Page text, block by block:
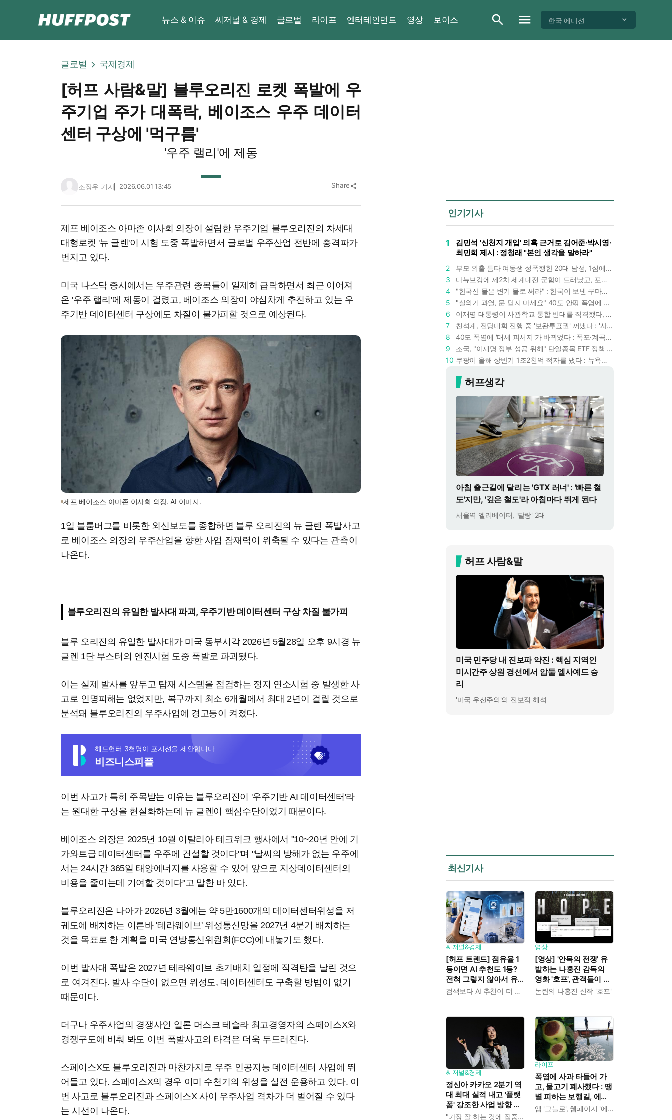
뉴스 & 이슈 씨저널 & 경제 글로벌 라이프 엔터테인먼트 영상 보이스 한국 에디션
글로벌 국제경제
[허프 사람&말] 블루오리진 로켓 폭발에 우
주기업 주가 대폭락, 베이조스 우주 데이터
센터 구상에 '먹구름'
'우주 랠리'에 제동
조장우 기자 2026.06.01 13:45 Share share
제프 베이조스 아마존 이사회 의장이 설립한 우주기업 블루오리진의 차세대
대형로켓 '뉴 글렌'이 시험 도중 폭발하면서 글로벌 우주산업 전반에 충격파가
번지고 있다.
미국 나스닥 증시에서는 우주관련 종목들이 일제히 급락하면서 최근 이어져
온 '우주 랠리'에 제동이 걸렸고, 베이조스 의장이 야심차게 추진하고 있는 우
주기반 데이터센터 구상에도 차질이 불가피할 것으로 예상된다.
제프 베이조스 아마존 이사회 의장. AI 이미지.
1일 블룸버그를 비롯한 외신보도를 종합하면 블루 오리진의 뉴 글렌 폭발사고
로 베이조스 의장의 우주산업을 향한 사업 잠재력이 위축될 수 있다는 관측이
나온다.
블루오리진의 유일한 발사대 파괴, 우주기반 데이터센터 구상 차질 불가피
블루 오리진의 유일한 발사대가 미국 동부시각 2026년 5월28일 오후 9시경 뉴
글렌 1단 부스터의 엔진시험 도중 폭발로 파괴됐다.
이는 실제 발사를 앞두고 탑재 시스템을 점검하는 정지 연소시험 중 발생한 사
고로 인명피해는 없었지만, 복구까지 최소 6개월에서 최대 2년이 걸릴 것으로
분석돼 블루오리진의 우주사업에 경고등이 켜졌다.
헤드헌터 3천명이 포지션을 제안합니다
비즈니스피플
이번 사고가 특히 주목받는 이유는 블루오리진이 '우주기반 AI 데이터센터'라
는 원대한 구상을 현실화하는데 뉴 글렌이 핵심수단이었기 때문이다.
베이조스 의장은 2025년 10월 이탈리아 테크위크 행사에서 "10~20년 안에 기
가와트급 데이터센터를 우주에 건설할 것이다"며 "날씨의 방해가 없는 우주에
서는 24시간 365일 태양에너지를 사용할 수 있어 앞으로 지상데이터센터의
비용을 줄이는데 기여할 것이다"고 말한 바 있다.
블루오리진은 나아가 2026년 3월에는 약 5만1600개의 데이터센터위성을 저
궤도에 배치하는 이른바 '테라웨이브' 위성통신망을 2027년 4분기 배치하는
것을 목표로 한 계획을 미국 연방통신위원회(FCC)에 내놓기도 했다.
이번 발사대 폭발은 2027년 테라웨이브 초기배치 일정에 직격탄을 날린 것으
로 여겨진다. 발사 수단이 없으면 위성도, 데이터센터도 구축할 방법이 없기
때문이다.
더구나 우주사업의 경쟁사인 일론 머스크 테슬라 최고경영자의 스페이스X와
경쟁구도에 비춰 봐도 이번 폭발사고의 타격은 더욱 두드러진다.
스페이스X도 블루오리진과 마찬가지로 우주 인공지능 데이터센터 사업에 뛰
어들고 있다. 스페이스X의 경우 이미 수천기의 위성을 실전 운용하고 있다. 이
번 사고로 블루오리진과 스페이스X 사이 우주사업 격차가 더 벌어질 수 있다
는 시선이 나온다.
인기기사
1
김민석 '신천지 개입' 의혹 근거로 김어준·박시영·
최민희 제시 : 정청래 "본인 생각을 말하라"
2
부모 외출 틈타 여동생 성폭행한 20대 남성, 1심에서 5년형 선고 : 친족 간 '암수범죄'의 심각성
3
다뉴브강에 제2차 세계대전 군함이 드러났고, 포항 수돗물은 갑자기 짜졌다 : 폭염·가뭄이 만든 낯선 풍경
4
"한국산 물은 변기 물로 써라" : 한국이 보낸 구마모토 지진 구호품에 한 일본인이 보인 반응
5
"실외기 과열, 문 닫지 마세요" 40도 안팎 폭염에 쉼 없이 도는 에어컨 : 화재 위험 경고등!
6
이재명 대통령이 사관학교 통합 반대를 직격했다, "세 번이나 군사 쿠데타 했는데 압도적 지위"
7
친석계, 전당대회 진행 중 '보완투표권' 꺼냈다 : '사후 투표 허용' 무리수에 정청래 "투표 쿠데타"
8
40도 폭염에 '대세 피서지'가 바뀌었다 : 폭포·계곡보다 이곳으로 더 몰린다
9
조국, "이재명 정부 성공 위해" 단일종목 ETF 정책 직격 : 친명 충성파는 조국을 '반명'이라 할까
10
쿠팡이 올해 상반기 1조2천억 적자를 냈다 : 뉴욕증시 상장 후 최악 실적 두고 김범석 의장은 '회복세' 강조
허프생각
아침 출근길에 달리는 'GTX 러너' : '빠른 철
도'지만, '깊은 철도'라 아침마다 뛰게 된다
서울역 엘리베이터, '달랑' 2대
허프 사람&말
미국 민주당 내 진보파 약진 : 핵심 지역인
미시간주 상원 경선에서 압둘 엘사예드 승
리
'미국 우선주의'의 진보적 해석
최신기사
씨저널&경제
[허프 트렌드] 점유율 1
등이면 AI 추천도 1등?
전혀 그렇지 않아서 유
통업계가 '생성형 엔진 검색보다 AI 추천이 더 중요해졌다
영상
[영상] '안목의 전쟁' 유
발하는 나홍진 감독의
영화 '호프', 관객들이 논
쟁하는 이유 뭘까?
논란의 나홍진 신작 '호프'
씨저널&경제
정신아 카카오 2분기 역
대 최대 실적 내고 '플랫
폼' 강조한 사업 방향 발
표 : "쿠팡이츠 들여오고"가장 잘 하는 것에 집중하겠다"
라이프
폭염에 사과 타들어 가
고, 물고기 폐사했다 : 땡
볕 피하는 보행길, 에어
컨 정거장 찾아 '대피'
앱 '그늘로', 웹페이지 '에어컨 정거장'